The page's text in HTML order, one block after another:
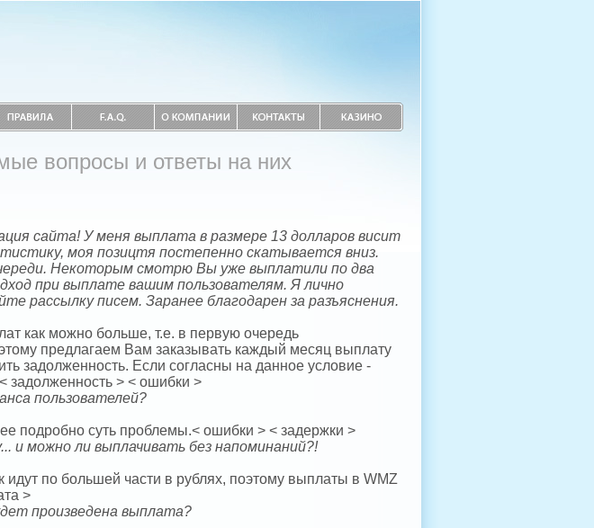
вопросы и ответы на них
сайта! У меня выплата в размере 13 долларов висит
моя позицтя постепенно скатывается вниз.
Некоторым смотрю Вы уже выплатили по два
при выплате вашим пользователям. Я лично
рассылку писем. Заранее благодарен за разъяснения.
как можно больше, т.е. в первую очередь
предлагаем Вам заказывать каждый месяц выплату
задолженность. Если согласны на данное условие -
задолженность > < ошибки >
пользователей?
подробно суть проблемы.< ошибки > < задержки >
и можно ли выплачивать без напоминаний?!
по большей части в рублях, поэтому выплаты в WMZ
>
произведена выплата?